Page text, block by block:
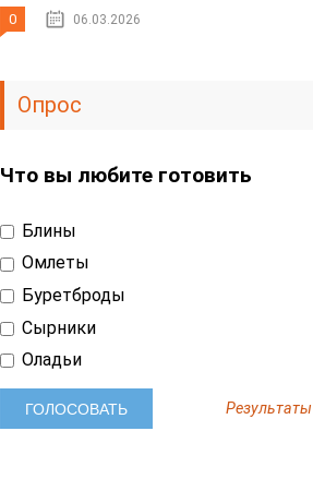
0 06.03.2026
Опрос
Что вы любите готовить
Блины
Омлеты
Буретброды
Сырники
Оладьи
Результаты